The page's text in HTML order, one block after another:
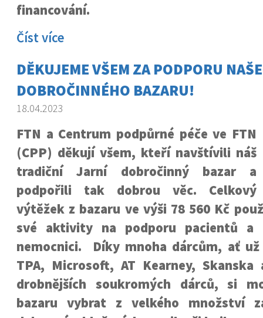
financování.
Číst více
DĚKUJEME VŠEM ZA PODPORU
DOBROČINNÉHO BAZARU!
18.04.2023
FTN a Centrum podpůrné péče ve FTN
(CPP) děkují všem, kteří navštívili náš
tradiční Jarní dobročinný bazar a
podpořili tak dobrou věc. Celkový
výtěžek z bazaru ve výši 78 560 Kč
své aktivity na podporu pacientů a
nemocnici. Díky mnoha dárcům, ať už
TPA, Microsoft, AT Kearney,
drobnějších soukromých dárců, si
bazaru vybrat z velkého množství